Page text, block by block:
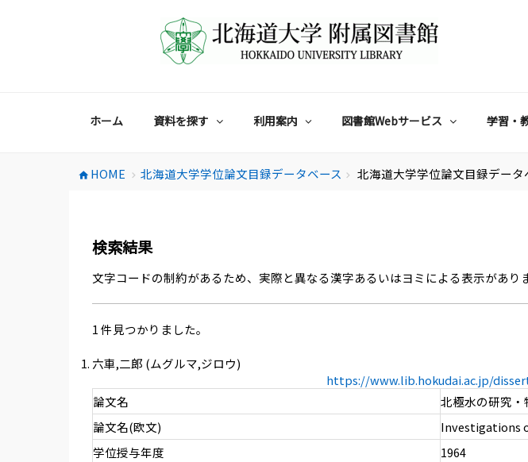
ホーム 資料を探す 利用案内 図書館Webサービス 学習・
home HOME chevron_right 北海道大学学位論文目録データベース chevron_right 北海道大学学位論文目録データ
検索結果
文字コードの制約があるため、実際と異なる漢字あるいはヨミによる表示があり
1 件見つかりました。
六車,二郎 (ムグルマ,ジロウ)
https://www.lib.hokudai.ac.jp/
論文名
北極水の研究
論文名(欧文)
Investigations
学位授与年度
1964